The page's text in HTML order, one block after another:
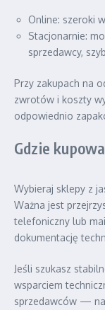
Online: szeroki
Stacjonarnie:
sprzedawcy,
Przy zakupach na
zwrotów i koszty
odpowiednio
Gdzie
Wybieraj sklepy z
Ważna jest
telefoniczny lub
dokumentację
Jeśli szukasz
wsparciem
sprzedawców — na